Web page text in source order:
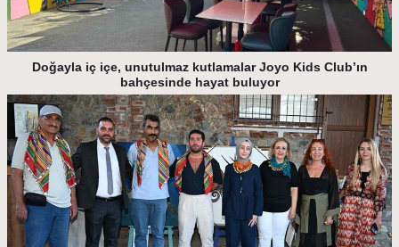
Doğayla iç içe, unutulmaz kutlamalar Joyo Kids Club’ın
bahçesinde hayat buluyor